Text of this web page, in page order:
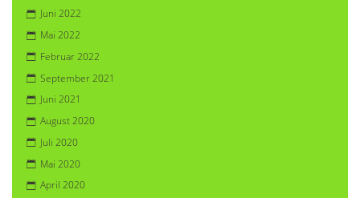
Juni 2022
Mai 2022
Februar 2022
September 2021
Juni 2021
August 2020
Juli 2020
Mai 2020
April 2020